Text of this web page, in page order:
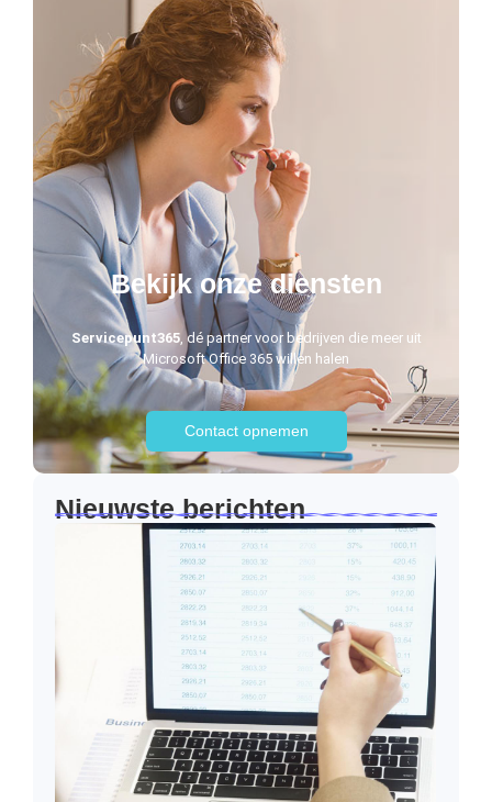
Bekijk onze diensten
Servicepunt365, dé partner voor bedrijven die meer uit
Microsoft Office 365 willen halen
Contact opnemen
Nieuwste berichten